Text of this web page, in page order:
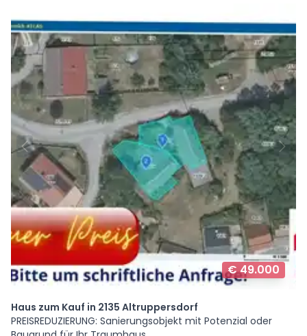
€ 49.000
Haus zum Kauf in 2135 Altruppersdorf
PREISREDUZIERUNG: Sanierungsobjekt mit Potenzial oder